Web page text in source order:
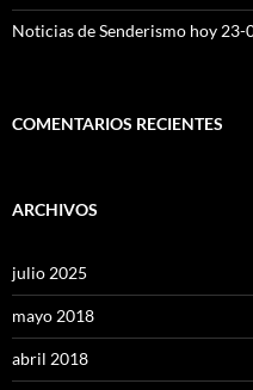
Noticias de Senderismo hoy 23-
COMENTARIOS RECIENTES
ARCHIVOS
julio 2025
mayo 2018
abril 2018